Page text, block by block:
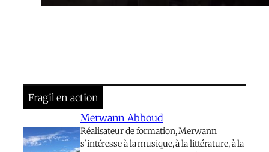
Fragil en action
Merwann Abboud
Réalisateur de formation, Merwann
s’intéresse à la musique, à la littérature, à la